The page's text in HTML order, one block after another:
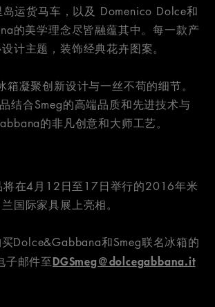
运货马车，以及 Domenico Dolce和
的美学理念尽皆融蕴其中。每一款产
计主题，装饰经典花卉图案。
凝聚创新设计与一丝不苟的细节。
结合Smeg的高端品质和先进技术与
的非凡创意和大师工艺。
将在4月12日至17日举行的2016年米
兰国际家具展上亮相。
Dolce&Gabbana和Smeg联名冰箱的
子邮件至DGSmeg@dolcegabbana.it